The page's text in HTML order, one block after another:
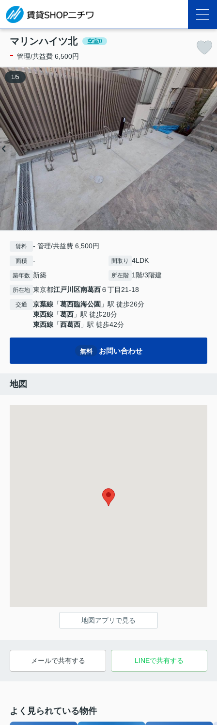
マリンハイツ北 空室0
- 管理/共益費 6,500円
1 /5
賃料 - 管理/共益費 6,500円
面積 - 間取り 4LDK
築年数 新築 所在階 1階/3階建
所在地 東京都江戸川区南葛西６丁目21-18
交通 京葉線 「葛西臨海公園 」駅 徒歩26分
東西線 「葛西 」駅 徒歩28分
東西線 「西葛西 」駅 徒歩42分
無料 お問い合わせ
地図
地図アプリで見る
メールで共有する LINEで共有する
よく見られている物件